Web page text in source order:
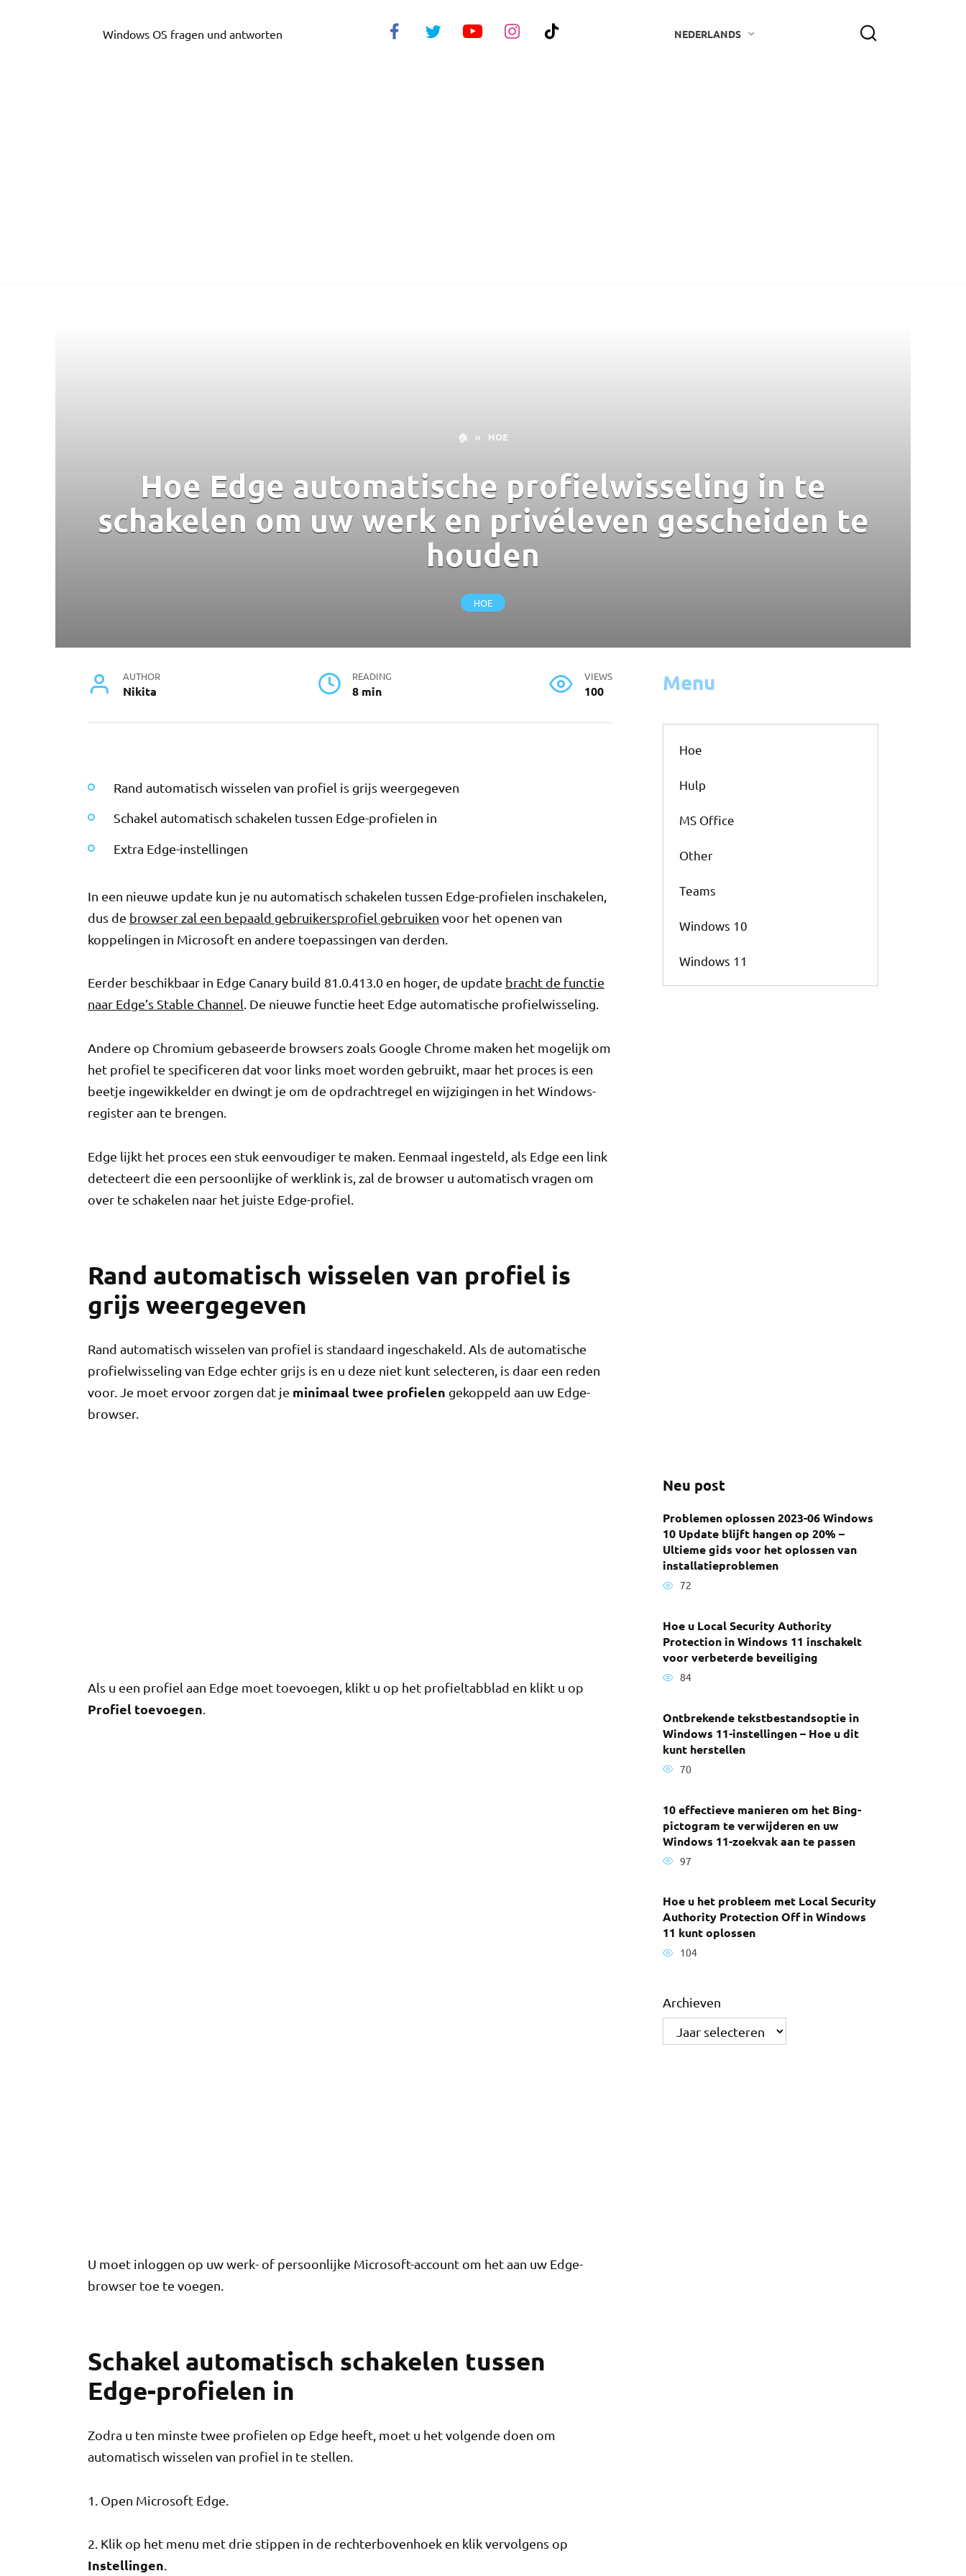
Windows OS fragen und antworten NEDERLANDS
🏠 » HOE
Hoe Edge automatische profielwisseling in te
schakelen om uw werk en privéleven gescheiden te
houden
HOE
AUTHOR
Nikita
READING
8 min
VIEWS
100
Rand automatisch wisselen van profiel is grijs weergegeven
Schakel automatisch schakelen tussen Edge-profielen in
Extra Edge-instellingen
In een nieuwe update kun je nu automatisch schakelen tussen Edge-profielen inschakelen,
dus de browser zal een bepaald gebruikersprofiel gebruiken voor het openen van
koppelingen in Microsoft en andere toepassingen van derden.
Eerder beschikbaar in Edge Canary build 81.0.413.0 en hoger, de update bracht de functie
naar Edge’s Stable Channel. De nieuwe functie heet Edge automatische profielwisseling.
Andere op Chromium gebaseerde browsers zoals Google Chrome maken het mogelijk om
het profiel te specificeren dat voor links moet worden gebruikt, maar het proces is een
beetje ingewikkelder en dwingt je om de opdrachtregel en wijzigingen in het Windows-
register aan te brengen.
Edge lijkt het proces een stuk eenvoudiger te maken. Eenmaal ingesteld, als Edge een link
detecteert die een persoonlijke of werklink is, zal de browser u automatisch vragen om
over te schakelen naar het juiste Edge-profiel.
Rand automatisch wisselen van profiel is
grijs weergegeven
Rand automatisch wisselen van profiel is standaard ingeschakeld. Als de automatische
profielwisseling van Edge echter grijs is en u deze niet kunt selecteren, is daar een reden
voor. Je moet ervoor zorgen dat je minimaal twee profielen gekoppeld aan uw Edge-
browser.
Als u een profiel aan Edge moet toevoegen, klikt u op het profieltabblad en klikt u op
Profiel toevoegen
U moet inloggen op uw werk- of persoonlijke Microsoft-account om het aan uw Edge-
browser toe te voegen.
Schakel automatisch schakelen tussen
Edge-profielen in
Zodra u ten minste twee profielen op Edge heeft, moet u het volgende doen om
automatisch wisselen van profiel in te stellen.
1. Open Microsoft Edge.
2. Klik op het menu met drie stippen in de rechterbovenhoek en klik vervolgens op
Instellingen.
Menu
Hoe
Hulp
MS Office
Other
Teams
Windows 10
Windows 11
Neu post
Problemen oplossen 2023-06 Windows
10 Update blijft hangen op 20% –
Ultieme gids voor het oplossen van
installatieproblemen
72
Hoe u Local Security Authority
Protection in Windows 11 inschakelt
voor verbeterde beveiliging
84
Ontbrekende tekstbestandsoptie in
Windows 11-instellingen – Hoe u dit
kunt herstellen
70
10 effectieve manieren om het Bing-
pictogram te verwijderen en uw
Windows 11-zoekvak aan te passen
97
Hoe u het probleem met Local Security
Authority Protection Off in Windows
11 kunt oplossen
104
Archieven